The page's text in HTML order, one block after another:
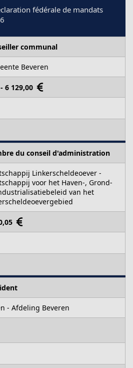
fédérale de mandats
communal
Beveren
6 129,00
du conseil d'administration
Linkerscheldeoever -
voor het Haven-, Grond-
van het
- Afdeling Beveren